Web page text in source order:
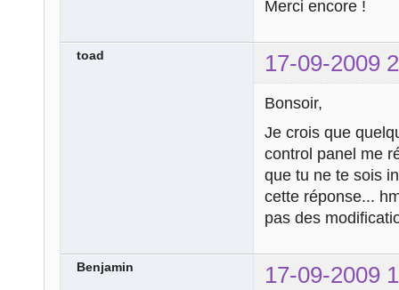
Merci encore !
toad 17-09-2009
Bonsoir,
Je crois que
control panel me
que tu ne te sois
cette réponse...
pas des
Benjamin 17-09-2009